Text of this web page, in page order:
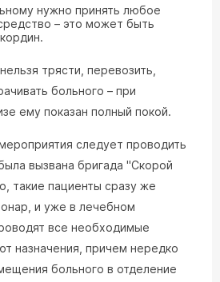
нужно принять любое
– это может быть
трясти, перевозить,
больного – при
ему показан полный покой.
следует проводить
вызвана бригада "Скорой
такие пациенты сразу же
и уже в лечебном
все необходимые
назначения, причем нередко
больного в отделение